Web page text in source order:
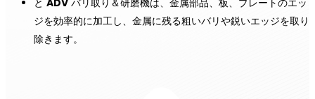
と ADV バリ取り＆研磨機は、金属部品、板、プレートのエッ
ジを効率的に加工し、金属に残る粗いバリや鋭いエッジを取り
除きます。